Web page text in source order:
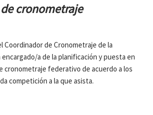
cronometraje
Coordinador de Cronometraje de la
a de la planificación y puesta en
cronometraje federativo de acuerdo a los
competición a la que asista.